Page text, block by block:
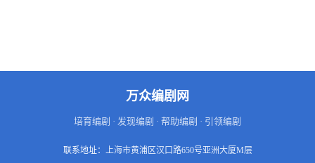
万众编剧网
培育编剧 · 发现编剧 · 帮助编剧 · 引领编剧
联系地址： 上海市黄浦区汉口路650号亚洲大厦M层